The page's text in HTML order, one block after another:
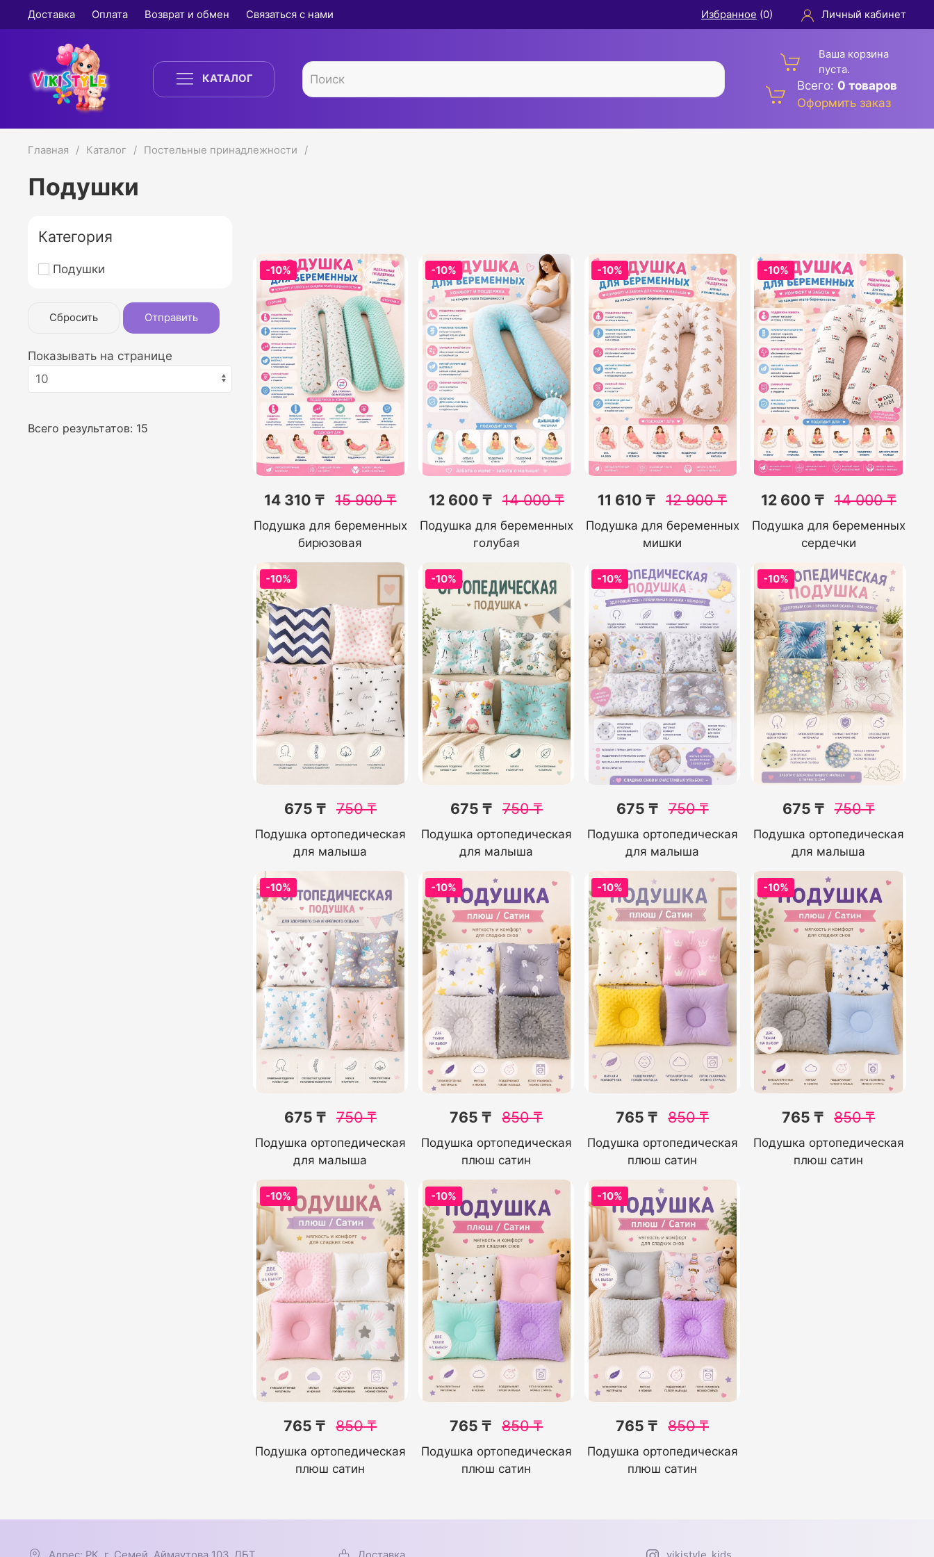
Доставка Оплата Возврат и обмен Связаться с нами Избранное (0) Личный кабинет
КАТАЛОГ
Ваша корзина
пуста.
Всего: 0 товаров
Оформить заказ
Главная Каталог Постельные принадлежности
Подушки
Категория
Подушки
Сбросить Отправить
Показывать на странице
Всего результатов: 15
-10%
14 310 ₸ 15 900₸
Подушка для беременных
бирюзовая
-10%
12 600 ₸ 14 000₸
Подушка для беременных
голубая
-10%
11 610 ₸ 12 900₸
Подушка для беременных
мишки
-10%
12 600 ₸ 14 000₸
Подушка для беременных
сердечки
-10%
675 ₸ 750₸
Подушка ортопедическая
для малыша
-10%
675 ₸ 750₸
Подушка ортопедическая
для малыша
-10%
675 ₸ 750₸
Подушка ортопедическая
для малыша
-10%
675 ₸ 750₸
Подушка ортопедическая
для малыша
-10%
675 ₸ 750₸
Подушка ортопедическая
для малыша
-10%
765 ₸ 850₸
Подушка ортопедическая
плюш сатин
-10%
765 ₸ 850₸
Подушка ортопедическая
плюш сатин
-10%
765 ₸ 850₸
Подушка ортопедическая
плюш сатин
-10%
765 ₸ 850₸
Подушка ортопедическая
плюш сатин
-10%
765 ₸ 850₸
Подушка ортопедическая
плюш сатин
-10%
765 ₸ 850₸
Подушка ортопедическая
плюш сатин